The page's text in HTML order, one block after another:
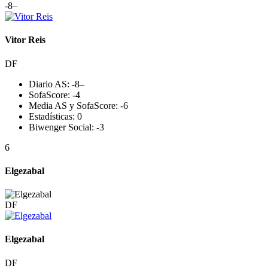
-8–
Vitor Reis
DF
Diario AS: -8–
SofaScore: -4
Media AS y SofaScore: -6
Estadísticas: 0
Biwenger Social: -3
6
Elgezabal
DF
Elgezabal
DF